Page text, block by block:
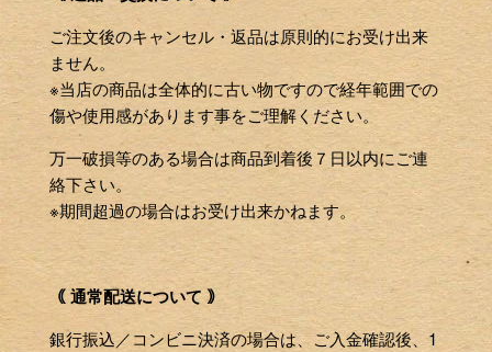
ご注文後のキャンセル・返品は原則的にお受け出来
ません。
※当店の商品は全体的に古い物ですので経年範囲での
傷や使用感があります事をご理解ください。
万一破損等のある場合は商品到着後７日以内にご連
絡下さい。
※期間超過の場合はお受け出来かねます。
｟ 通常配送について ｠
銀行振込／コンビニ決済の場合は、ご入金確認後、1